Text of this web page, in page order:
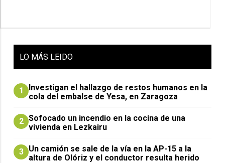
LO MÁS LEIDO
1
Investigan el hallazgo de restos humanos en la
cola del embalse de Yesa, en Zaragoza
2 Sofocado un incendio en la cocina de una
vivienda en Lezkairu
3 Un camión se sale de la vía en la AP-15 a la
altura de Olóriz y el conductor resulta herido